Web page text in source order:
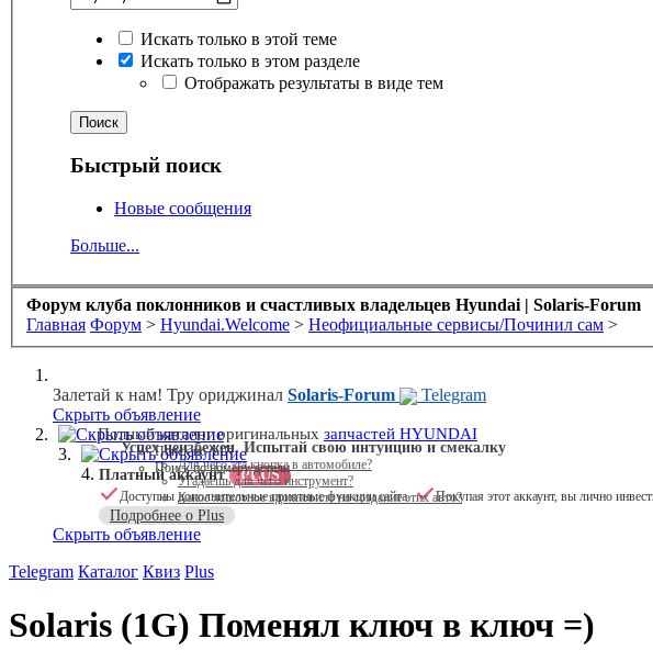
Искать только в этой теме
Искать только в этом разделе
Отображать результаты в виде тем
Быстрый поиск
Новые сообщения
Больше...
Форум клуба поклонников и счастливых владельцев Hyundai | Solaris-Forum
Главная Форум > Hyundai.Welcome > Неофициальные сервисы/Починил сам >
Залетай к нам! Тру ориджинал Solaris-Forum
Telegram
Скрыть объявление
Полный каталог оригинальных запчастей HYUNDAI
Поиск по VIN
Поиск по номеру детали
Скрыть объявление
Успех неизбежен. Испытай свою интуицию и смекалку
Для чего эта кнопка в автомобиле?
Угадаешь для чего инструмент?
Какое животное вдохновило на создание этих авто?
Скрыть объявление
Платный аккаунт PLUS
Доступны дополнительные приятные функции сайта Покупая этот аккаунт, вы лично
Подробнее о Plus
Скрыть объявление
Telegram Каталог Квиз Plus
Solaris (1G) Поменял ключ в ключ =)